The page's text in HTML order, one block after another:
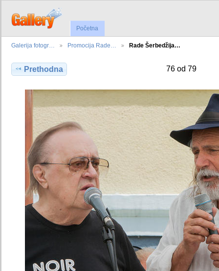
Početna
Galerija fotogr… Promocija Rade… Rade Šerbedžija…
Prethodna 76 od 79